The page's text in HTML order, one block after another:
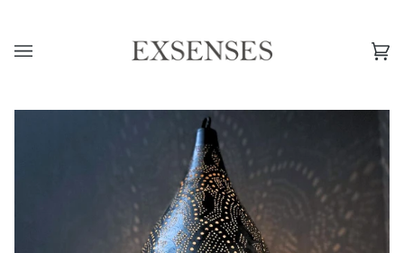
(0)
MIDDLE-EAST / AFRICA ›
【エジプト製】アラビックラン